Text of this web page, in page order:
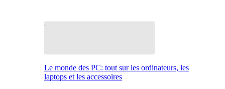
Le monde des PC: tout sur les ordinateurs, les
laptops et les accessoires